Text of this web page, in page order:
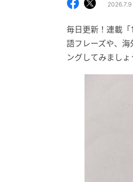
2026.7.9
毎日更新！連載
語フレーズや、
ングしてみましょ